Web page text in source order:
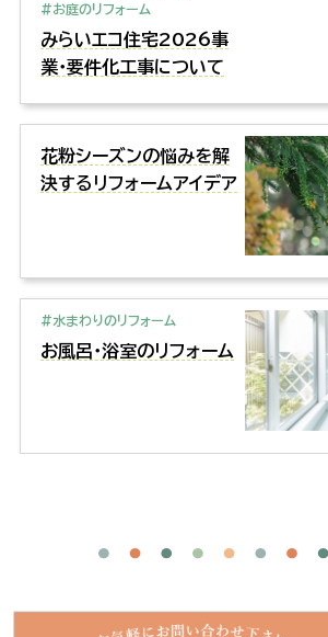
#お庭のリフォーム
みらいエコ住宅2026事
業・要件化工事について
花粉シーズンの悩みを解
決するリフォームアイデア
#水まわりのリフォーム
お風呂・浴室のリフォーム